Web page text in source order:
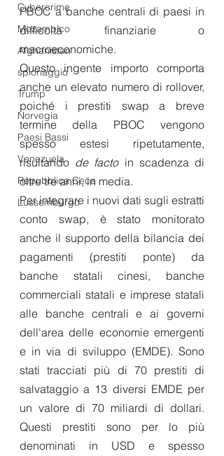
Cybercrime
Mozambico
Afghanistan
spionaggio
Trump
Norvegia
Paesi Bassi
Venezuela
Repubblica Ceca
Lussemburgo
PBOC a banche centrali di paesi in
difficoltà finanziarie o
macroeconomiche.
Questo ingente importo comporta
anche un elevato numero di rollover,
poiché i prestiti swap a breve
termine della PBOC vengono
spesso estesi ripetutamente,
risultando de facto in scadenza di
oltre tre anni, in media.
Per integrare i nuovi dati sugli estratti
conto swap, è stato monitorato
anche il supporto della bilancia dei
pagamenti (prestiti ponte) da
banche statali cinesi, banche
commerciali statali e imprese statali
alle banche centrali e ai governi
dell'area delle economie emergenti
e in via di sviluppo (EMDE). Sono
stati tracciati più di 70 prestiti di
salvataggio a 13 diversi EMDE per
un valore di 70 miliardi di dollari.
Questi prestiti sono per lo più
denominati in USD e spesso